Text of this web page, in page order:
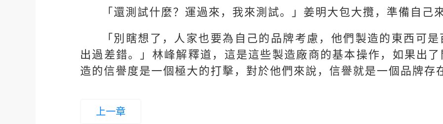
「還測試什麼？運過來，我來測試。」姜明大包大攬，準備自己
「別瞎想了，人家也要為自己的品牌考慮，他們製造的東西可
出過差錯。」林峰解釋道，這是這些製造廠商的基本操作，如果出
造的信譽度是一個極大的打擊，對於他們來說，信譽就是一個品牌存
上一章